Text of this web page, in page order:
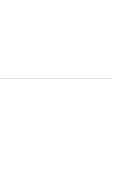
เพนท์เฮาส์, 2 ห้